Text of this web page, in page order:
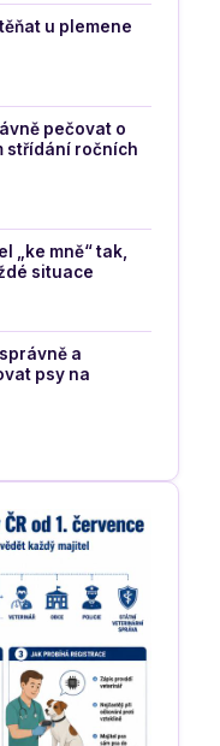
u plemene
pečovat o
střídání ročních
„ke mně“ tak,
situace
a
psy na